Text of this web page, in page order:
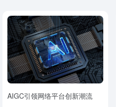
AIGC引领网络平台创新潮流